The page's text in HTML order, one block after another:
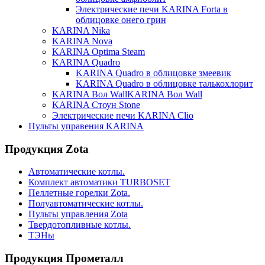
Электрические печи KARINA Forta в
облицовке онего грин
KARINA Nika
KARINA Nova
KARINA Optima Steam
KARINA Quadro
KARINA Quadro в облицовке змеевик
KARINA Quadro в облицовке талькохлорит
KARINA Вол WallKARINA Вол Wall
KARINA Стоун Stone
Электрические печи KARINA Clio
Пульты управения KARINA
Продукция Zota
Автоматические котлы.
Комплект автоматики TURBOSET
Пеллетные горелки Zota.
Полуавтоматические котлы.
Пульты управления Zota
Твердотопливные котлы.
ТЭНы
Продукция Прометалл